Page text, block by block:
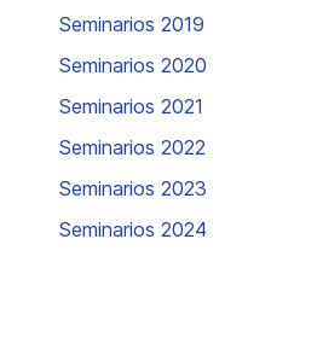
Seminarios 2019
Seminarios 2020
Seminarios 2021
Seminarios 2022
Seminarios 2023
Seminarios 2024